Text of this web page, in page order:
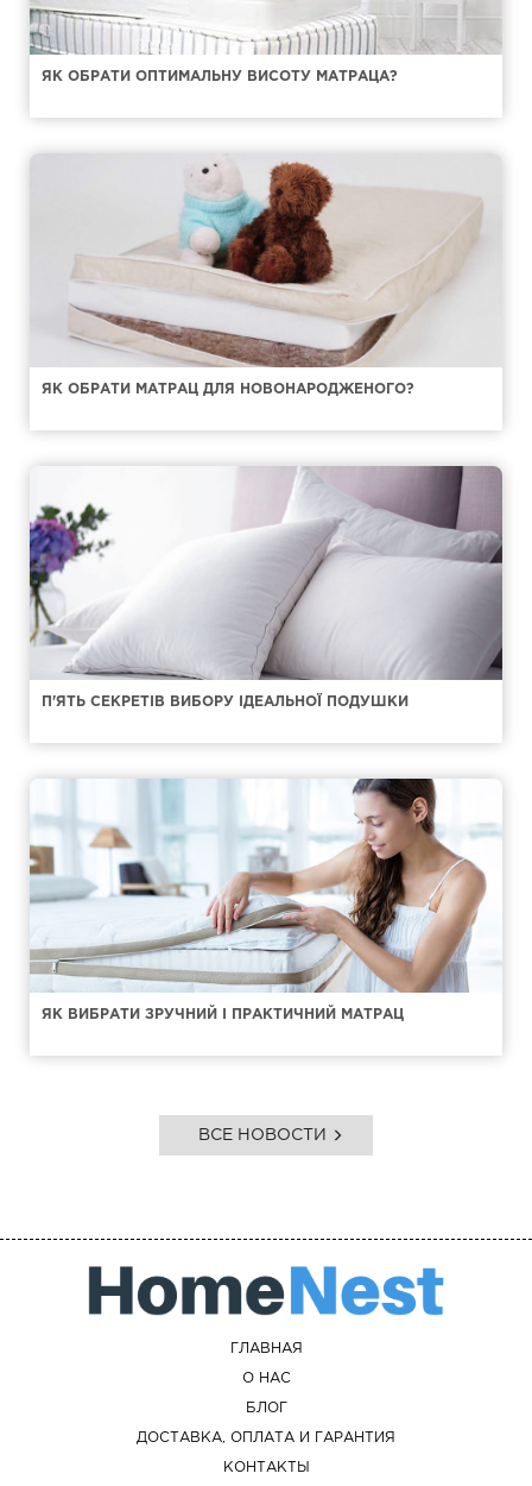
ЯК ОБРАТИ ОПТИМАЛЬНУ ВИСОТУ МАТРАЦА?
ЯК ОБРАТИ МАТРАЦ ДЛЯ НОВОНАРОДЖЕНОГО?
П'ЯТЬ СЕКРЕТІВ ВИБОРУ ІДЕАЛЬНОЇ ПОДУШКИ
ЯК ВИБРАТИ ЗРУЧНИЙ І ПРАКТИЧНИЙ МАТРАЦ
ВСЕ НОВОСТИ
ГЛАВНАЯ
О НАС
БЛОГ
ДОСТАВКА, ОПЛАТА И ГАРАНТИЯ
КОНТАКТЫ